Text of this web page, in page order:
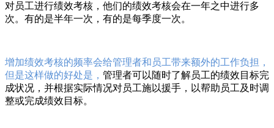
对员工进行绩效考核，他们的绩效考核会在一年之中进行多
次。有的是半年一次，有的是每季度一次。
增加绩效考核的频率会给管理者和员工带来额外的工作负担，
但是这样做的好处是， 管理者可以随时了解员工的绩效目标完
成状况，并根据实际情况对员工施以援手，以帮助员工及时调
整或完成绩效目标。